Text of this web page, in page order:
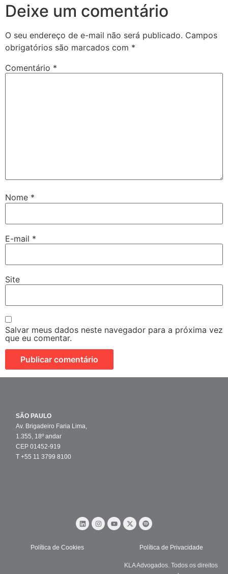
Deixe um comentário
O seu endereço de e-mail não será publicado. Campos
obrigatórios são marcados com *
Comentário *
Nome *
E-mail *
Site
Salvar meus dados neste navegador para a próxima vez
que eu comentar.
SÃO PAULO
Av. Brigadeiro Faria Lima,
1.355, 18º andar
CEP 01452-919
T +55 11 3799 8100
Política de Cookies Política de Privacidade
KLA Advogados. Todos os direitos